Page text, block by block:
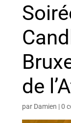
de
par Damien |0